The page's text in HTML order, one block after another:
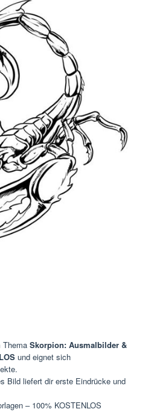
Thema Skorpion: Ausmalbilder &
und eignet sich
Bild liefert dir erste Eindrücke und
– 100% KOSTENLOS